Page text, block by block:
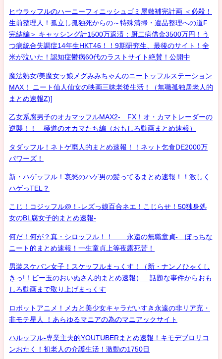
ヒウラッフルのハーニーフィニッシュゴミ屋敷補完計画 ＜必殺！
生前整理人！孤立し孤独死からの～特殊清掃・遺品整理への道F
完結編＞ キャッシング計1500万返済：厨二病借金3500万円！う
つ病統合失調症14年生HKT46！！9期研究生、最後のサイト！全
米が泣いた！認知症鬱病60代のラストサイト絶賛！公開中
魔法熟女/美魔女ッ娘メグみみちゃんのニートッフルステーション
MAX！ ニート仙人仙女の映画三昧老後生活！（無職孤独居老人的
まとめ速報Z)]
乙女系腐男子のオカマッフルMAX2- FX！オ・カマトレーダーの
逆襲！！ 極道のオカマたち編（おもしろ動画まとめ速報）
タダッフル！ネトゲ廃人的まとめ速報！！ネット乞食DE2000万
パワーズ！
新・ハゲッフル！哀愁のハゲ男の髪ってるまとめ速報！！激しく
ハゲっTEL？
こじ！コジッフル@！-レズっ娘百合ネエ！こじらせ！50独身処
女のBL腐女子的まとめ速報-
何だ！何が？真・シロッフル！！ 永遠の無職童貞- ぼっちな
ニート的まとめ速報！一生童貞上等夜露死苦！
男装スケバン女子！スケッフルまっくす！（新・ナンノひゃくし
きっ!！ビー玉のおいぬさん的まとめ速報） 話題な事件からおも
しろ動画まで取り上げまっくす
ロボットアニメ！メカと美少女キャラだいすき永遠の非リア充・
非モテ星人 ！あらゆるマニアの為のマニアックサイト
ハルッフル-専業主夫的YOUTUBERまとめ速報！キモデブロリコ
ンおたく！初老人の介護生活！激動の1750日